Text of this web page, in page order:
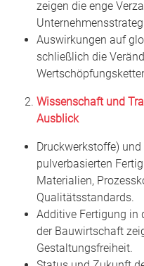
zeigen die enge
Auswirkungen auf
schließlich die
Wissenschaft und
Ausblick
Druckwerkstoffe)
pulverbasierten
Materialien,
Qualitätsstandards.
Additive Fertigung in
der Bauwirtschaft
Gestaltungsfreiheit.